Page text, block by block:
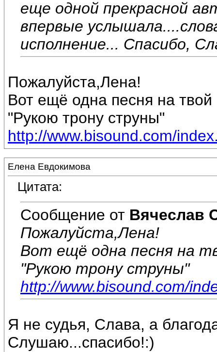
еще одной прекрасной
впервые
исполнение... Спасибо,
Пожалуйста,Лена!
Вот ещё одна песня на твой
"Рукою трону струны"
http://www.bisound.com/
Елена Евдокимова
Цитата:
Сообщение от Вячеслав
Пожалуйста,Лена!
Вот ещё одна песня на
"Рукою трону струны"
http://www.bisound.com/
Я не судья, Слава, а
Слушаю...спасибо!:)